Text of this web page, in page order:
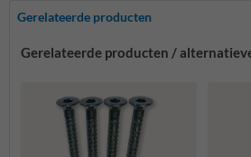
Gerelateerde producten
Gerelateerde producten /